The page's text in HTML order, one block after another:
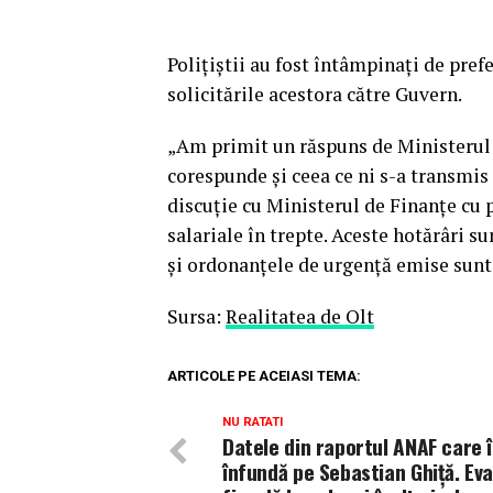
Poliţiştii au fost întâmpinaţi de
solicitările acestora către Guvern.
„Am primit un răspuns de
corespunde şi ceea ce ni s-a
discuţie cu Ministerul de Finanţe cu
salariale în trepte. Aceste hotărâri
şi ordonanţele de urgenţă emise
Sursa: Realitatea de Olt
ARTICOLE PE ACEIASI TEMA:
NU RATATI
Datele din raportul ANAF care
înfundă pe Sebastian Ghiță.